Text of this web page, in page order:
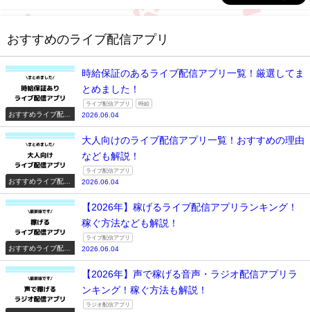
おすすめのライブ配信アプリ
おすすめライブ配信
時給保証のあるライブ配信アプリ一覧！厳選してま
とめました！
ライブ配信アプリ 時給
2026.06.04
おすすめライブ配信
大人向けのライブ配信アプリ一覧！おすすめの理由
なども解説！
ライブ配信アプリ
2026.06.04
おすすめライブ配信
【2026年】稼げるライブ配信アプリランキング！
稼ぐ方法なども解説！
ライブ配信アプリ
2026.06.04
【2026年】声で稼げる音声・ラジオ配信アプリラ
ンキング！稼ぐ方法も解説！
ラジオ配信アプリ